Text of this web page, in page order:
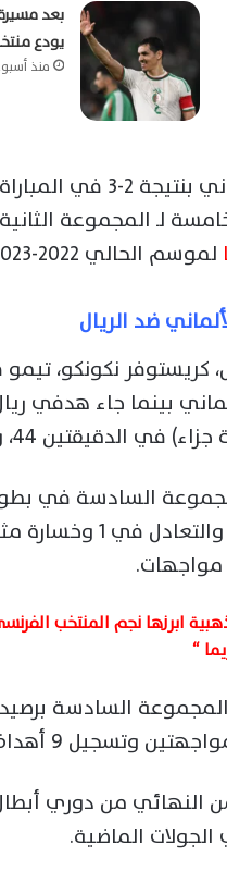
بعد
يودع
منذ
بعدما سقط أمام مضيفه فريق
لـ المجموعة
لموسم الحالي 2022-2023.
ضد الريال
الألماني بينما جاء
44، و93 من عمر اللقاء.
السادسة في
ابرزها نجم المنتخب
“